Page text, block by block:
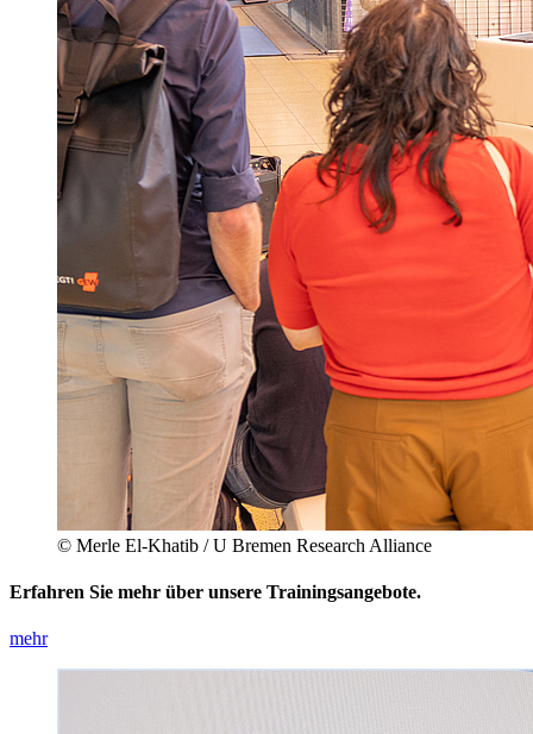
© Merle El-Khatib / U Bremen Research Alliance
Erfahren Sie mehr über unsere Trainingsangebote.
mehr